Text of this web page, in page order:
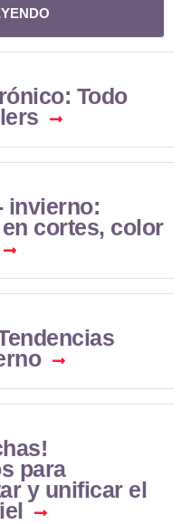
Todo
invierno:
cortes, color
para
y unificar el